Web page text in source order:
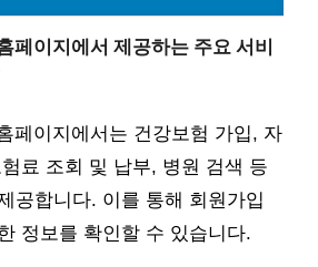
페이지에서 제공하는 주요 서비
페이지에서는 건강보험 가입, 자
료 조회 및 납부, 병원 검색 등
공합니다. 이를 통해 회원가입
정보를 확인할 수 있습니다.